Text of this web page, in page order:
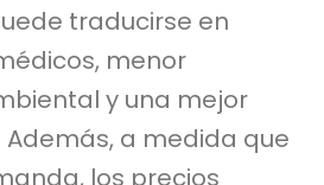
traducirse en
menor
y una mejor
a medida que
los precios